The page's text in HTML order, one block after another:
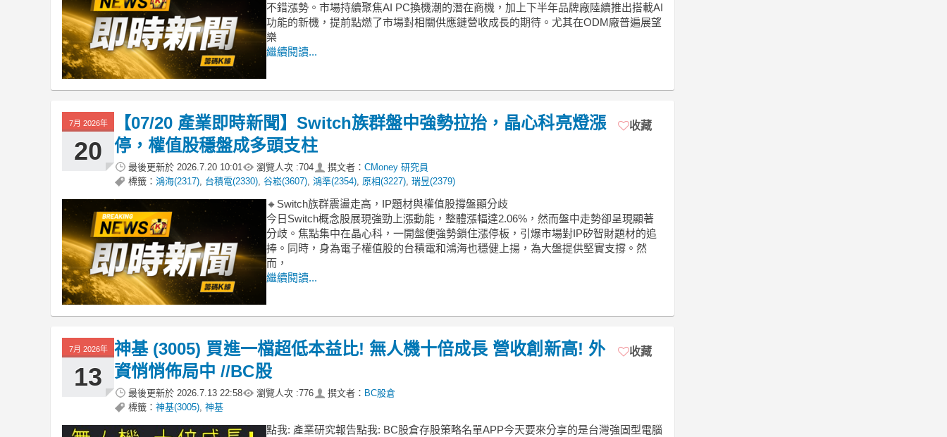
不錯漲勢。市場持續聚焦AI PC換機潮的潛在商機，加上下半年品牌廠陸續推出搭載AI
功能的新機，提前點燃了市場對相關供應鏈營收成長的期待。尤其在ODM廠普遍展望
樂
繼續閱讀...
7月 2026年
20
【07/20 產業即時新聞】Switch族群盤中強勢拉抬，晶心科亮燈漲
停，權值股穩盤成多頭支柱
最後更新於 2026.7.20 10:01 瀏覽人次 :704 撰文者： CMoney 研究員
標籤： 鴻海(2317) 台積電(2330) 谷崧(3607) 鴻準(2354) 原相(3227) 瑞昱(2379)
收藏
🔸Switch族群震盪走高，IP題材與權值股撐盤顯分歧
今日Switch概念股展現強勁上漲動能，整體漲幅達2.06%，然而盤中走勢卻呈現顯著
分歧。焦點集中在晶心科，一開盤便強勢鎖住漲停板，引爆市場對IP矽智財題材的追
捧。同時，身為電子權值股的台積電和鴻海也穩健上揚，為大盤提供堅實支撐。然
而，
繼續閱讀...
7月 2026年
13
神基 (3005) 買進一檔超低本益比! 無人機十倍成長 營收創新高! 外
資悄悄佈局中 //BC股
最後更新於 2026.7.13 22:58 瀏覽人次 :776 撰文者： BC股倉
標籤： 神基(3005) 神基
收藏
點我: 產業研究報告點我: BC股倉存股策略名單APP今天要來分享的是台灣強固型電腦